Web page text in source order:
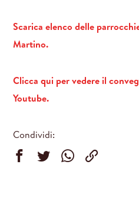
Scarica elenco delle
Martino.
Clicca qui per vedere il
Youtube.
Condividi: